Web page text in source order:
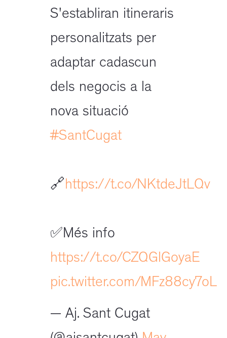
S'establiran itineraris
personalitzats per
adaptar cadascun
dels negocis a la
nova situació
#SantCugat
🔗 https://t.co/NKtdeJtLQv
✅Més info
https://t.co/CZQGlGoyaE
pic.twitter.com/MFz88cy7oL
— Aj. Sant Cugat